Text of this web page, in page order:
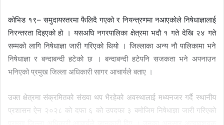
कोभिड १९– समुदायस्तरमा फैलिदै गएको र नियन्त्रणमा नआएकोले निषेधाज्ञालाई
निरन्तरता दिइएको हो । यसअघि नगरपालिका क्षेत्रमा भदौ १ गते देखि २४ गते
सम्मको लागि निषेधाज्ञा जारी गरिएको थियो । जिल्लाका अन्य नौ पालिकामा भने
निषेधाज्ञा र बन्दाबन्दी हटेको छ । बन्दाबन्दी हटेपनि सजकता भने अपनाउन
भनिएको प्रमुख जिल्ला अधिकारी सागर आचार्यले बताए ।
उक्त क्षेत्रमा संक्रमितको संख्या थप भैरहेको अवस्थालाई मध्यनजर गर्दै स्थानीय
प्रशासन ऐन २०२८ को दफा ६ को उपदफा ३ बमोजिम निषेधाज्ञा जारी गरिएको